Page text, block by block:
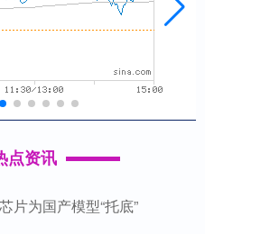
点资讯
片为国产模型“托底”